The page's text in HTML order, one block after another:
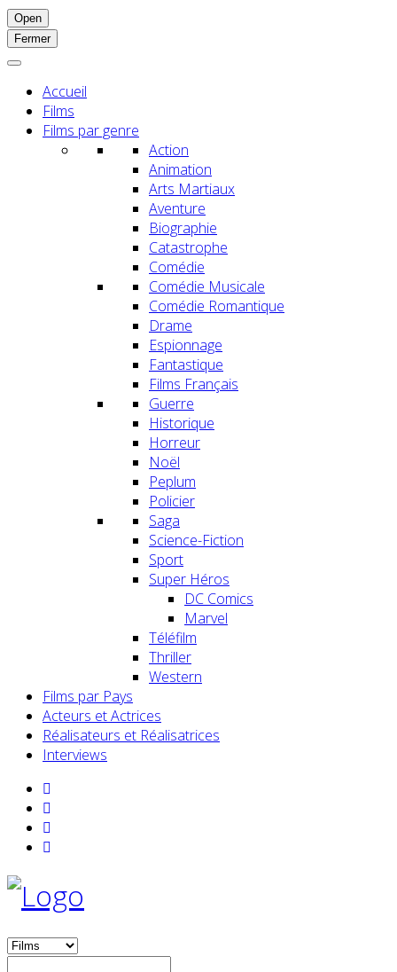
Open
Fermer
Accueil
Films
Films par genre
Action
Animation
Arts Martiaux
Aventure
Biographie
Catastrophe
Comédie
Comédie Musicale
Comédie Romantique
Drame
Espionnage
Fantastique
Films Français
Guerre
Historique
Horreur
Noël
Peplum
Policier
Saga
Science-Fiction
Sport
Super Héros
DC Comics
Marvel
Téléfilm
Thriller
Western
Films par Pays
Acteurs et Actrices
Réalisateurs et Réalisatrices
Interviews